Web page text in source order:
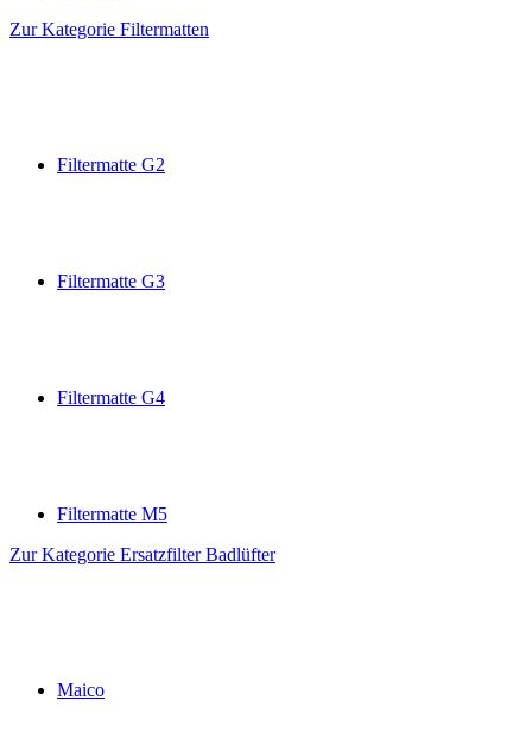
Zur Kategorie Filtermatten
Filtermatte G2
Filtermatte G3
Filtermatte G4
Filtermatte M5
Zur Kategorie Ersatzfilter Badlüfter
Maico